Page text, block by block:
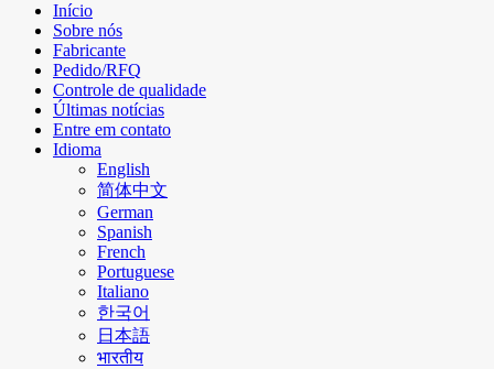
Início
Sobre nós
Fabricante
Pedido/RFQ
Controle de qualidade
Últimas notícias
Entre em contato
Idioma
English
简体中文
German
Spanish
French
Portuguese
Italiano
한국어
日本語
भारतीय